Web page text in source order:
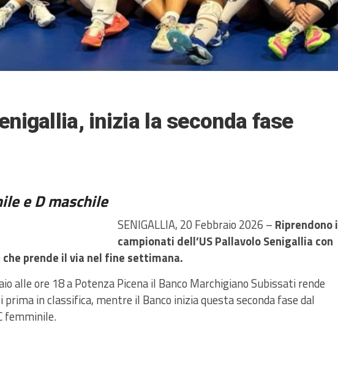
inizia la seconda fase
e D maschile
SENIGALLIA, 20 Febbraio 2026 – Riprendono i
campionati dell’US Pallavolo Senigallia con
prende il via nel fine settimana.
alle ore 18 a Potenza Picena il Banco Marchigiano Subissati rende
in classifica, mentre il Banco inizia questa seconda fase dal
femminile.